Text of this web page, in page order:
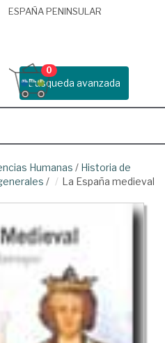
ESPAÑA PENINSULAR
Busqueda avanzada
0
Humanas / Historia de
/ La España medieval